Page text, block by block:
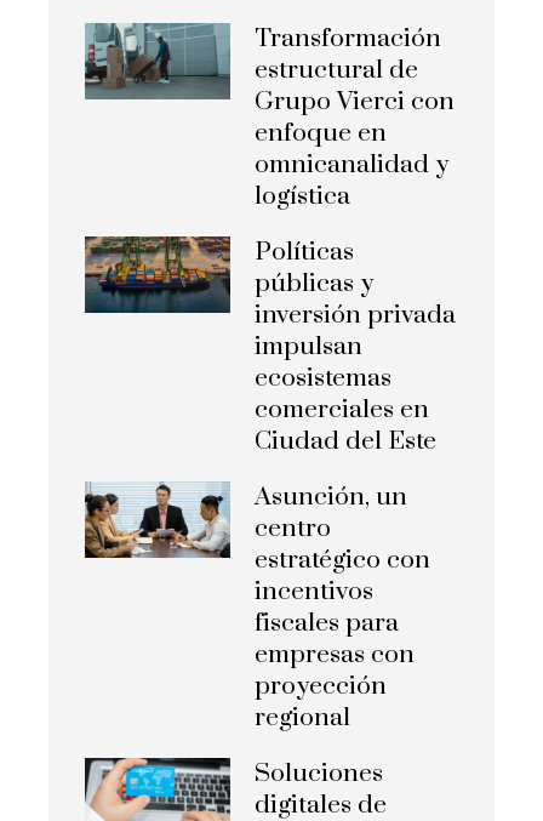
Transformación
estructural de
Grupo Vierci con
enfoque en
omnicanalidad y
logística
Políticas
públicas y
inversión privada
impulsan
ecosistemas
comerciales en
Ciudad del Este
Asunción, un
centro
estratégico con
incentivos
fiscales para
empresas con
proyección
regional
Soluciones
digitales de